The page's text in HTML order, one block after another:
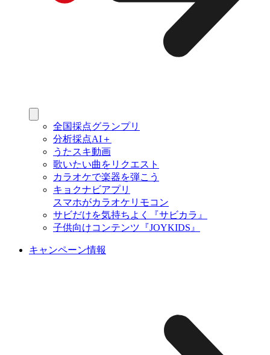
全国採点グランプリ
分析採点AI＋
うたスキ動画
歌いたい曲をリクエスト
カラオケで楽器を弾こう
キョクナビアプリ
スマホがカラオケリモコン
サビだけを気持ちよく『サビカラ』
子供向けコンテンツ『JOYKIDS』
キャンペーン情報